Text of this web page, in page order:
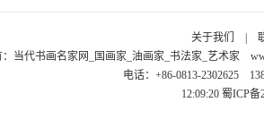
关于我们
当代书画名家网_国画家_油画家_书法家_艺术家
电话：+86-0813-2302625
12:09:20 蜀ICP备